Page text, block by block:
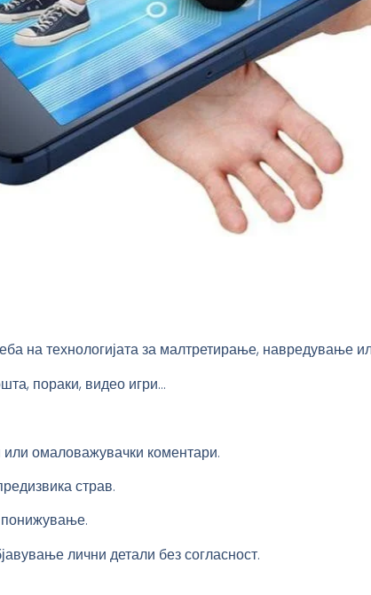
на технологијата за малтретирање, навредување
пораки, видео игри…
омаловажувачки коментари.
страв.
лични детали без согласност.